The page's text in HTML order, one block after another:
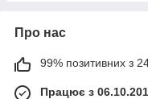
Про нас
99% позитивних з
Працює з